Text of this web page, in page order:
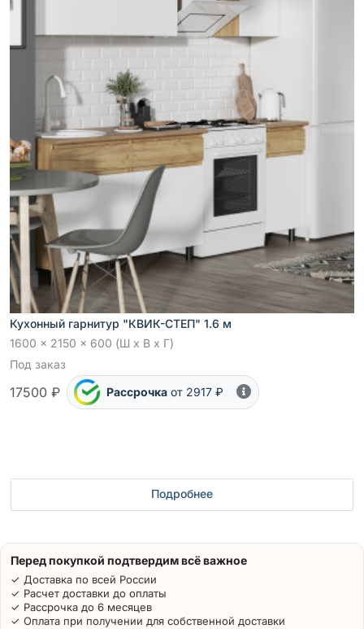
Кухонный гарнитур "КВИК-СТЕП" 1.6 м
1600 x 2150 x 600 (Ш x В x Г)
Под заказ
17500 ₽ Рассрочка от 2917 ₽
Подробнее
Перед покупкой подтвердим всё важное
✓ Доставка по всей России
✓ Расчет доставки до оплаты
✓ Рассрочка до 6 месяцев
✓ Оплата при получении для собственной доставки